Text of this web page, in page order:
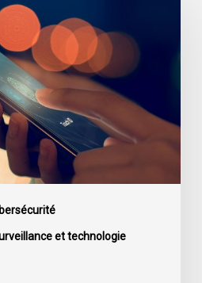
et technologie